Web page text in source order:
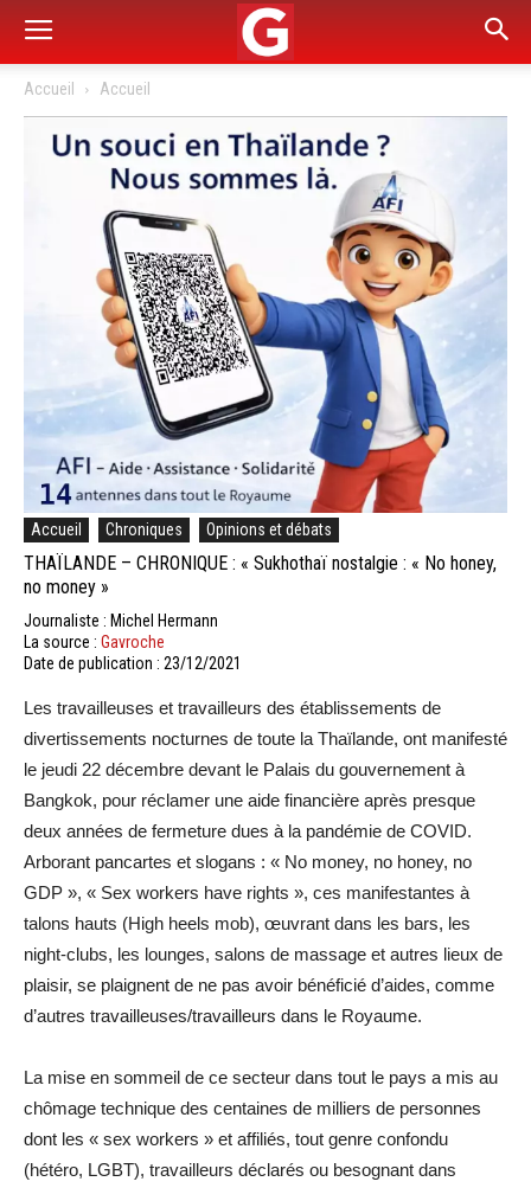
Accueil Accueil
Accueil Chroniques Opinions et débats
THAÏLANDE – CHRONIQUE : « Sukhothaï nostalgie : « No honey,
no money »
Journaliste : Michel Hermann
La source : Gavroche
Date de publication : 23/12/2021
Les travailleuses et travailleurs des établissements de
divertissements nocturnes de toute la Thaïlande, ont manifesté
le jeudi 22 décembre devant le Palais du gouvernement à
Bangkok, pour réclamer une aide financière après presque
deux années de fermeture dues à la pandémie de COVID.
Arborant pancartes et slogans : « No money, no honey, no
GDP », « Sex workers have rights », ces manifestantes à
talons hauts (High heels mob), œuvrant dans les bars, les
night-clubs, les lounges, salons de massage et autres lieux de
plaisir, se plaignent de ne pas avoir bénéficié d’aides, comme
d’autres travailleuses/travailleurs dans le Royaume.
La mise en sommeil de ce secteur dans tout le pays a mis au
chômage technique des centaines de milliers de personnes
dont les « sex workers » et affiliés, tout genre confondu
(hétéro, LGBT), travailleurs déclarés ou besognant dans